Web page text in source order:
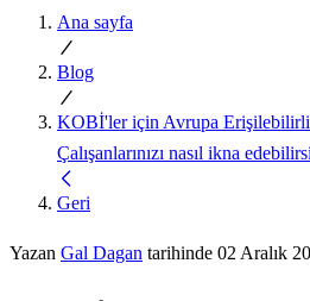
Ana sayfa
Blog
KOBİ'ler için Avrupa
Çalışanlarınızı nasıl ikna
Geri
Yazan Gal Dagan tarihinde 02 Aralık